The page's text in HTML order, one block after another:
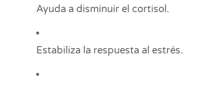
Ayuda a disminuir el cortisol.
Estabiliza la respuesta al estrés.